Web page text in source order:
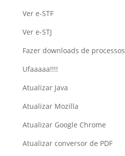
Ver e-STF
Ver e-STJ
Fazer downloads de processos
Ufaaaaa!!!!
Atualizar Java
Atualizar Mozilla
Atualizar Google Chrome
Atualizar conversor de PDF